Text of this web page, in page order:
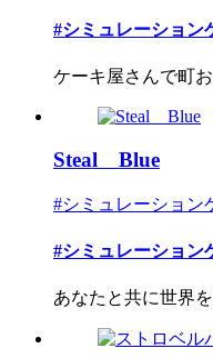
#シミュレーション
ケーキ屋さんで町
Steal Blue
#シミュレーション
#シミュレーション
あなたと共に世界